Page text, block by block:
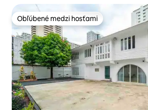
Obľúbené medzi hosťami
Obľúbené medzi hosťami